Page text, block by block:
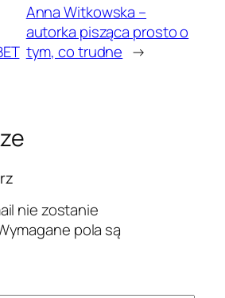
Anna Witkowska –
autorka pisząca prosto o
tym, co trudne →
nie zostanie
pola są